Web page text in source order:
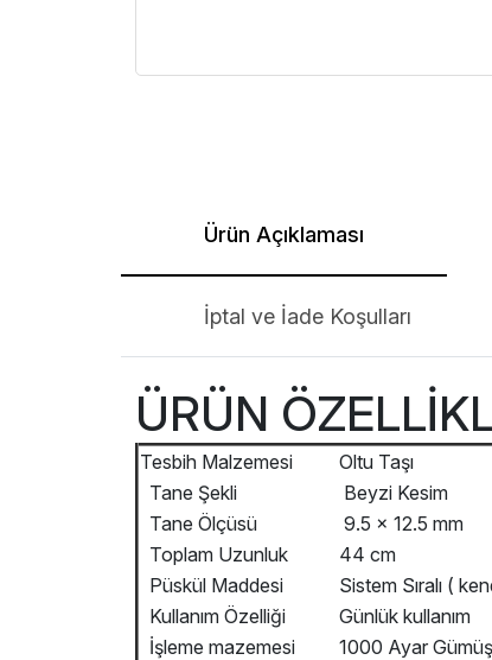
Ürün Açıklaması
İptal ve İade Koşulları
ÜRÜN
Tesbih Malzemesi
Oltu Taşı
Tane Şekli
Beyzi Kesim
Tane Ölçüsü
9.5 x 12.5 mm
Toplam Uzunluk
44 cm
Püskül Maddesi
Sistem Sıralı (
Kullanım Özelliği
Günlük kullanım
İşleme mazemesi
1000 Ayar Gümüş